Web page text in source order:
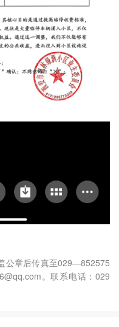
公章后传真至029—852575
。联系电话：029